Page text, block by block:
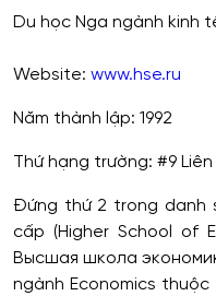
Du học Nga ngành kinh
Website: www.hse.ru
Năm thành lập: 1992
Thứ hạng trường: #9
Đứng thứ 2 trong danh
cấp (Higher School of
Высшая школа
ngành Economics